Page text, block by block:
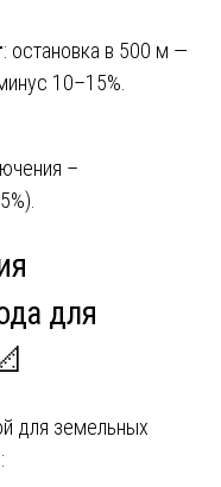
: остановка в 500 м —
10–15%.
–
для
для земельных